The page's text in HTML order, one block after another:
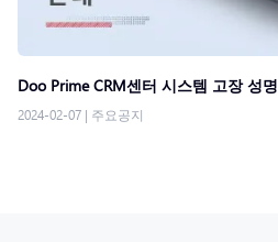
Doo Prime CRM센터 시스템 고장 성명
2024-02-07 | 주요공지